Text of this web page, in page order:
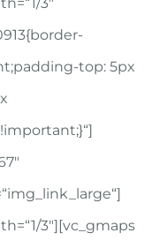
top: 5px
3″][vc_gmaps